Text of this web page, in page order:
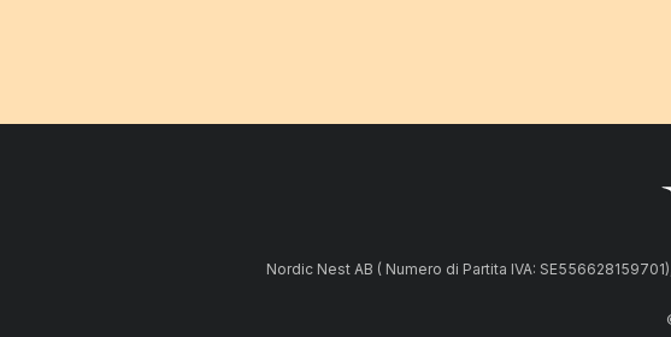
Nordic Nest AB ( Numero di Partita IVA: